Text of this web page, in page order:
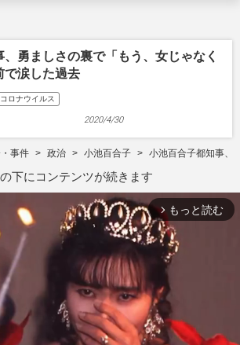
勇ましさの裏で「もう、女じゃなく
で涙した過去
コロナウイルス
2020/4/30
事件 政治 小池百合子 小池百合子都知事、
下にコンテンツが続きます
arrow_forward_ios もっと読む